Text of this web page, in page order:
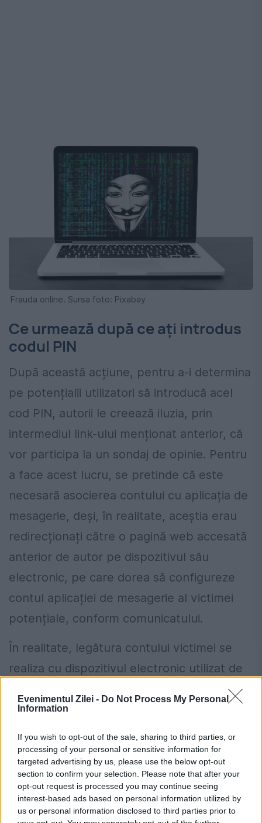
Evenimentul Zilei - Do Not Process My Personal
Information
If you wish to opt-out of the sale, sharing to third parties, or
processing of your personal or sensitive information for
targeted advertising by us, please use the below opt-out
section to confirm your selection. Please note that after your
opt-out request is processed you may continue seeing
interest-based ads based on personal information utilized by
us or personal information disclosed to third parties prior to
Frauda online. Sursa foto: Pixabay
Ce urmează după ce ați introdus
codul PIN
După această acțiune, pentru a-i determina
pe potențialii utilizatori să introducă acel
cod PIN, autorii le creează iluzia, prin
intermediul link-ului menționat anterior, că
vor participa la un sondaj de opinie. Pentru
a face acest lucru, se pretinde că este
necesară asocierea contului cu aplicația de
mesagerie, deși, în realitate, aceștia erau
redirecționați către o pagină web accesată
anterior de autor pe dispozitivul său
electronic, pe care dorea să configureze
contul aplicației de mesagerie al victimei
potențiale, conform comunicatului.
În realitate, legătura contului victimei se
realiza cu dispozitivul electronic utilizat de
autor, nu în scopul participării la sondaj.
Odată ce victima introduce codul PIN
conectarea contului victimei pe dispozitivul
său electronic, ulterior restricționând
accesul victimei la propriul cont.